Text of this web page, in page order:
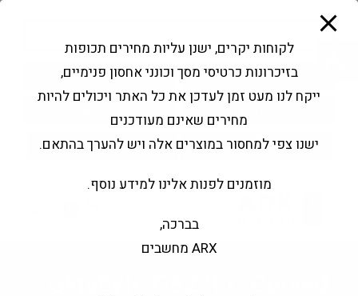
פתח סרגל נגישות
Products
search
החשבון שלי בקשה להצעה
לקוחות יקרים, ישנן עליות מחירים תכופות
בזיכרונות כרטיסי מסך וכונני אחסון פנימיים,
ייקח לנו מעט זמן לעדכן את כל האתר ויכולים להיות
מחירים שאינם מעודכנים
ישנו צפי למחסור במוצרים אלה ויש להערך בהתאם.
מוזמנים לפנות אלינו למידע נוסף.
בברכה,
ARX מחשבים